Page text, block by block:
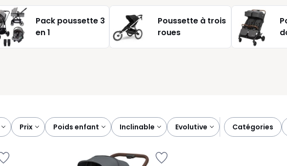
Pack poussette 3
en 1
Poussette à trois
roues
prix poids enfant inclinable evolutive catégories